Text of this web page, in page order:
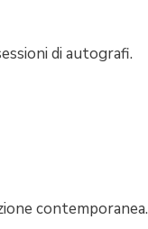
di autografi.
contemporanea.